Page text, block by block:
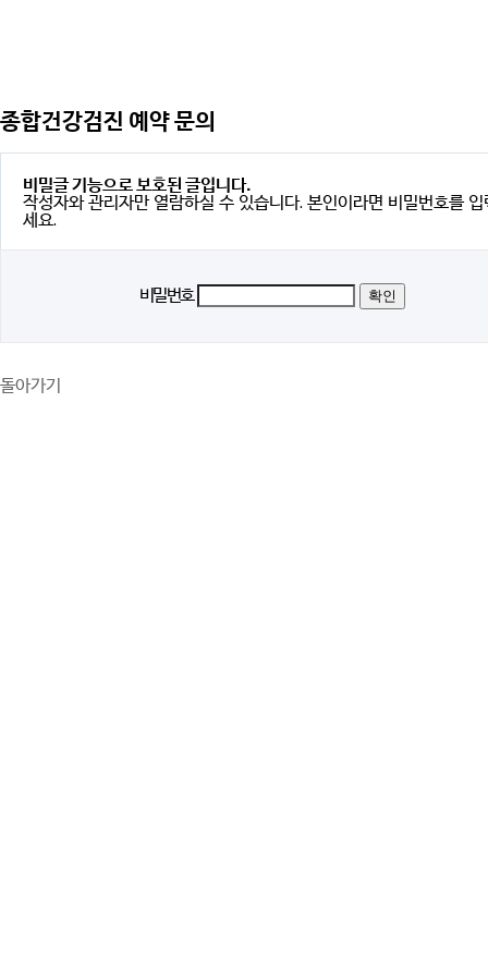
종합건강검진 예약 문의
비밀글 기능으로 보호된 글입니다.
작성자와 관리자만 열람하실 수 있습니다. 본인이라면 비밀번호를 입
세요.
비밀번호
돌아가기